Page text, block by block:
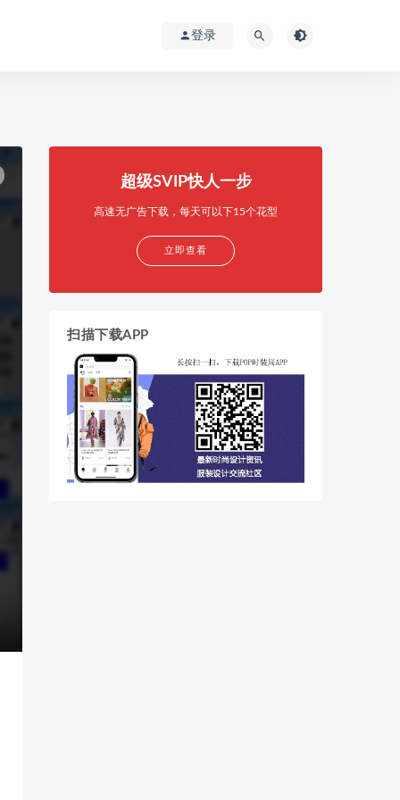
登录
超级SVIP快人一步
高速无广告下载，每天可以下15个花型
立即查看
扫描下载APP